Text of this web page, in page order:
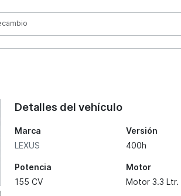
Detalles del vehículo
Marca
LEXUS
Versión
400h
Potencia
155 CV
Motor
Motor 3.3 Ltr.